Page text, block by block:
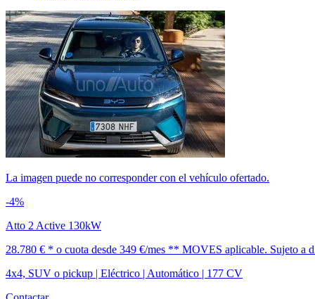
La imagen puede no corresponder con el vehículo ofertado.
-4%
Atto 2 Active 130kW
28.780 € * o cuota desde 349 €/mes ** MOVES aplicable. Sujeto a
4x4, SUV o pickup | Eléctrico | Automático | 177 CV